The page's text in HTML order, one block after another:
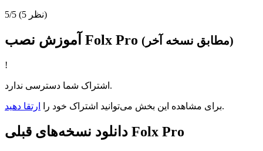
5/5 (5 نظر)
آموزش نصب Folx Pro (مطابق نسخه آخر)
!
اشتراک شما دسترسی ندارد.
برای مشاهده این بخش می‌توانید اشتراک خود را ارتقا دهید .
دانلود نسخه‌های قبلی Folx Pro